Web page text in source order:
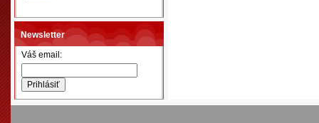
Newsletter
Váš email: